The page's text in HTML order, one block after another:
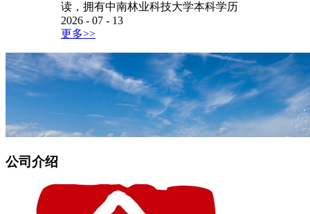
读，拥有中南林业科技大学本科学历
2026 - 07 - 13
更多>>
公司介绍